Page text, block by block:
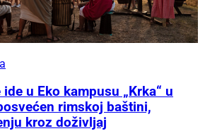
u Eko kampusu „Krka“ u
rimskoj baštini,
kroz doživljaj